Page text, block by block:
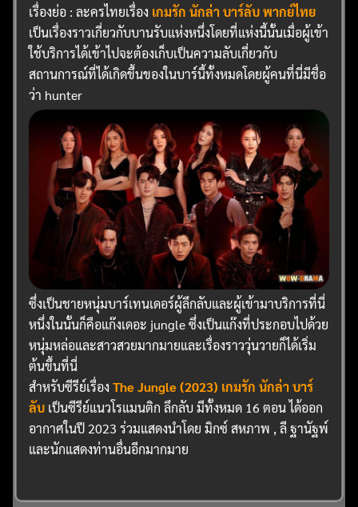
เรื่องย่อ : ละครไทยเรื่อง เกมรัก นักล่า บาร์ลับ พากย์ไทย
เป็นเรื่องราวเกี่ยวกับบานรับแห่งหนึ่งโดยที่แห่งนี้นั้นเมื่อผู้เข้า
ใช้บริการได้เข้าไปจะต้องเก็บเป็นความลับเกี่ยวกับ
สถานการณ์ที่ได้เกิดขึ้นของในบาร์นี้ทั้งหมดโดยผู้คนที่นี่มีชื่อ
ว่า hunter
ซึ่งเป็นชายหนุ่มบาร์เทนเดอร์ผู้ลึกลับและผู้เข้ามาบริการที่นี่
หนึ่งในนั้นก็คือแก๊งเดอะ jungle ซึ่งเป็นแก๊งที่ประกอบไปด้วย
หนุ่มหล่อและสาวสวยมากมายและเรื่องราววุ่นวายก็ได้เริ่ม
ต้นขึ้นที่นี่
สำหรับซีรีย์เรื่องThe Jungle (2023) เกมรัก นักล่า บาร์
ลับ เป็นซีรีย์แนวโรแมนติก ลึกลับ มีทั้งหมด 16 ตอน ได้ออก
อากาศในปี 2023 ร่วมแสดงนำโดย มิกซ์ สหภาพ , ลี ฐานัฐพ์
และนักแสดงท่านอื่นอีกมากมาย